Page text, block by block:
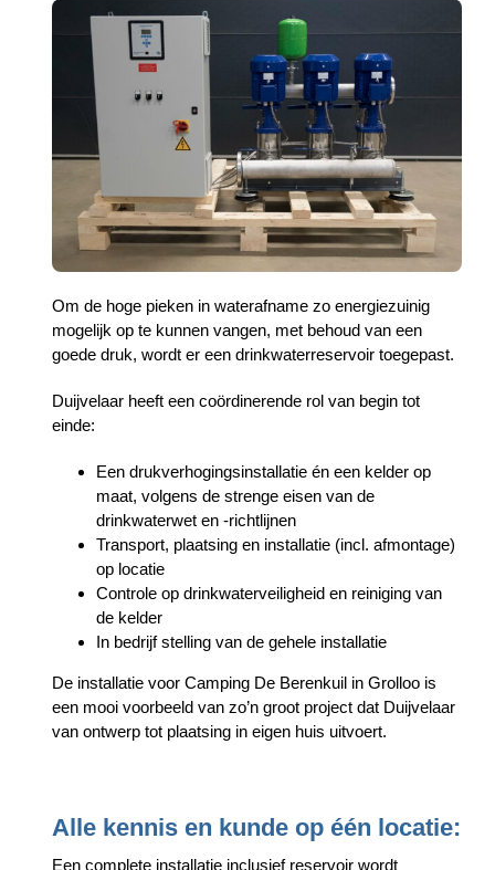
Om de hoge pieken in waterafname zo energiezuinig
mogelijk op te kunnen vangen, met behoud van een
goede druk, wordt er een drinkwaterreservoir toegepast.
Duijvelaar heeft een coördinerende rol van begin tot
einde:
Een drukverhogingsinstallatie én een kelder op
maat, volgens de strenge eisen van de
drinkwaterwet en -richtlijnen
Transport, plaatsing en installatie (incl. afmontage)
op locatie
Controle op drinkwaterveiligheid en reiniging van
de kelder
In bedrijf stelling van de gehele installatie
De installatie voor Camping De Berenkuil in Grolloo is
een mooi voorbeeld van zo’n groot project dat Duijvelaar
van ontwerp tot plaatsing in eigen huis uitvoert.
Alle kennis en kunde op één locatie:
Een complete installatie inclusief reservoir wordt